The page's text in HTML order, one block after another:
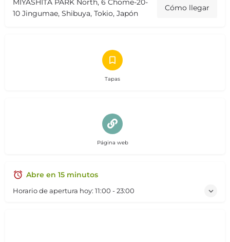
MIYASHITA PARK North, 6 Chome-20-
10 Jingumae, Shibuya, Tokio, Japón
Cómo llegar
Tapas
Página web
Abre en 15 minutos
Horario de apertura hoy: 11:00 - 23:00